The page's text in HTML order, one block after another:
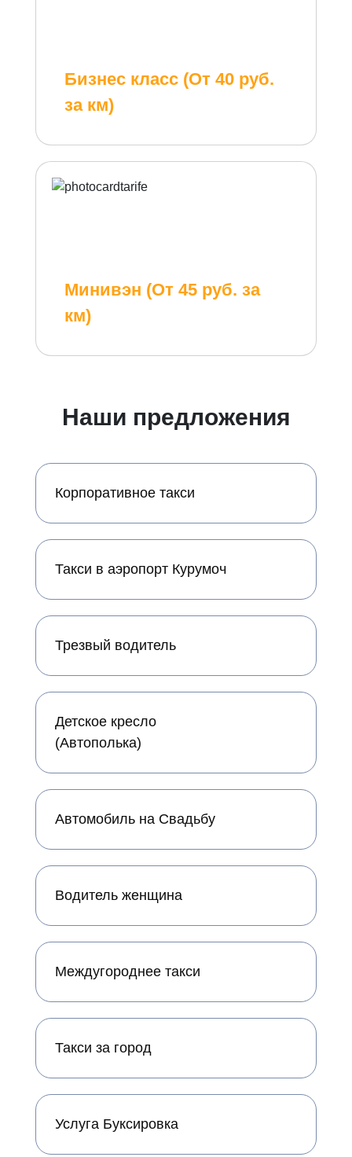
Бизнес класс (От 40 руб.
за км)
Минивэн (От 45 руб. за
км)
Наши предложения
Корпоративное такси
Такси в аэропорт Курумоч
Трезвый водитель
Детское кресло
(Автополька)
Автомобиль на Свадьбу
Водитель женщина
Междугороднее такси
Такси за город
Услуга Буксировка